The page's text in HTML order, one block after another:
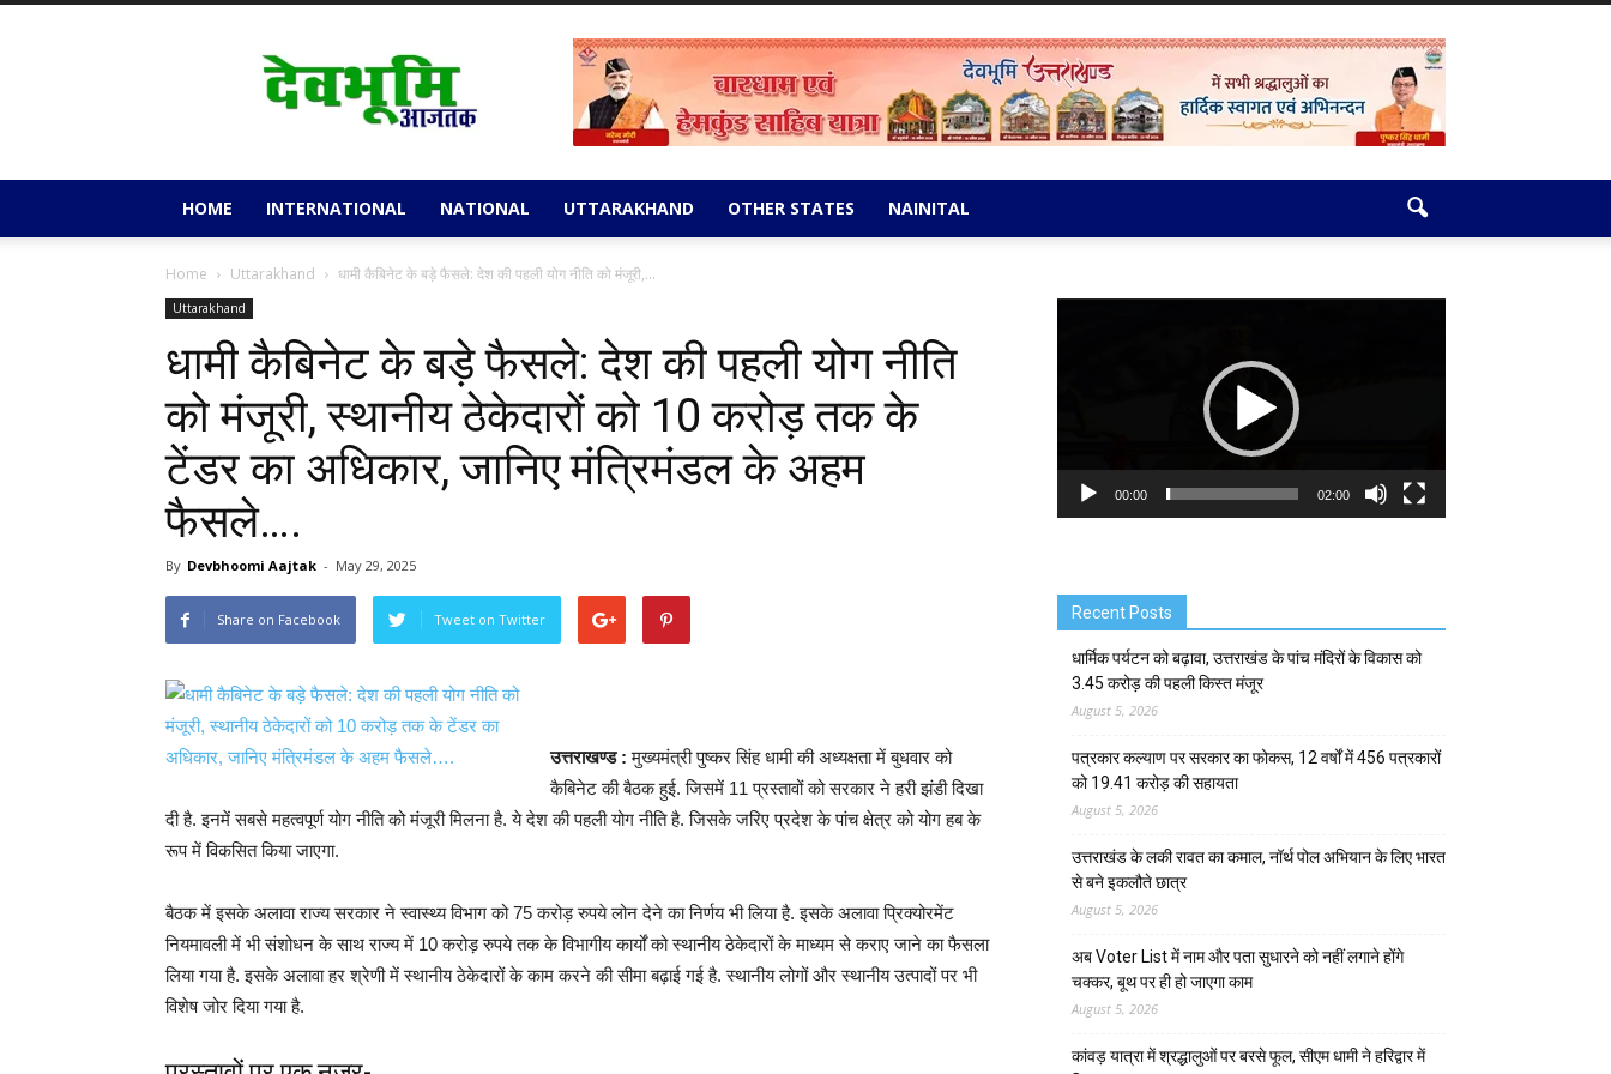
Devbhoomi
Aajtak
HOME INTERNATIONAL NATIONAL UTTARAKHAND OTHER STATES NAINITAL
Home Uttarakhand धामी कैबिनेट के बड़े फैसले: देश की पहली योग नीति को मंजूरी,...
Uttarakhand
धामी कैबिनेट के बड़े फैसले: देश की पहली योग नीति
को मंजूरी, स्थानीय ठेकेदारों को 10 करोड़ तक के
टेंडर का अधिकार, जानिए मंत्रिमंडल के अहम
फैसले….
By Devbhoomi Aajtak - May 29, 2025
Share on Facebook Tweet on Twitter
उत्तराखण्ड : मुख्यमंत्री पुष्कर सिंह धामी की अध्यक्षता में बुधवार को
कैबिनेट की बैठक हुई. जिसमें 11 प्रस्तावों को सरकार ने हरी झंडी दिखा
दी है. इनमें सबसे महत्वपूर्ण योग नीति को मंजूरी मिलना है. ये देश की पहली योग नीति है. जिसके जरिए प्रदेश के पांच क्षेत्र को योग हब के
रूप में विकसित किया जाएगा.
बैठक में इसके अलावा राज्य सरकार ने स्वास्थ्य विभाग को 75 करोड़ रुपये लोन देने का निर्णय भी लिया है. इसके अलावा प्रिक्योरमेंट
नियमावली में भी संशोधन के साथ राज्य में 10 करोड़ रुपये तक के विभागीय कार्यों को स्थानीय ठेकेदारों के माध्यम से कराए जाने का फैसला
लिया गया है. इसके अलावा हर श्रेणी में स्थानीय ठेकेदारों के काम करने की सीमा बढ़ाई गई है. स्थानीय लोगों और स्थानीय उत्पादों पर भी
विशेष जोर दिया गया है.
00:00 02:00
Recent Posts
धार्मिक पर्यटन को बढ़ावा, उत्तराखंड के पांच मंदिरों के विकास को
3.45 करोड़ की पहली किस्त मंजूर
August 5, 2026
पत्रकार कल्याण पर सरकार का फोकस, 12 वर्षों में 456 पत्रकारों
को 19.41 करोड़ की सहायता
August 5, 2026
उत्तराखंड के लकी रावत का कमाल, नॉर्थ पोल अभियान के लिए भारत
से बने इकलौते छात्र
August 5, 2026
अब Voter List में नाम और पता सुधारने को नहीं लगाने होंगे
चक्कर, बूथ पर ही हो जाएगा काम
August 5, 2026
कांवड़ यात्रा में श्रद्धालुओं पर बरसे फूल, सीएम धामी ने हरिद्वार में